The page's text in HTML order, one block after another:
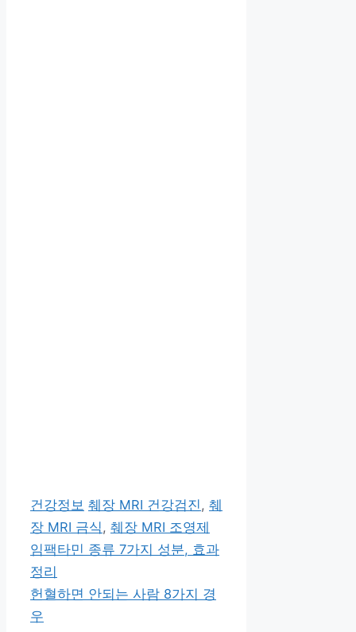
카
테
고
리
건강정보 태
그
췌장 MRI 건강검진, 췌
장 MRI 금식, 췌장 MRI 조영제
임팩타민 종류 7가지 성분, 효과
정리
헌혈하면 안되는 사람 8가지 경
우